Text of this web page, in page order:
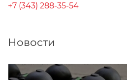
+7 (343) 288-35-54
Новости